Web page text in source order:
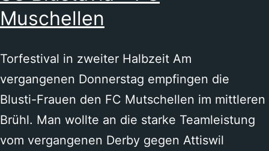
Muschellen
Torfestival in zweiter Halbzeit Am
vergangenen Donnerstag empfingen die
Blusti-Frauen den FC Mutschellen im mittleren
Brühl. Man wollte an die starke Teamleistung
vom vergangenen Derby gegen Attiswil